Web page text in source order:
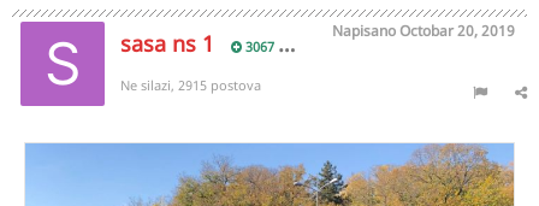
sasa ns 1 3067
NapisanoOctobar 20, 2019
Ne silazi, 2915 postova